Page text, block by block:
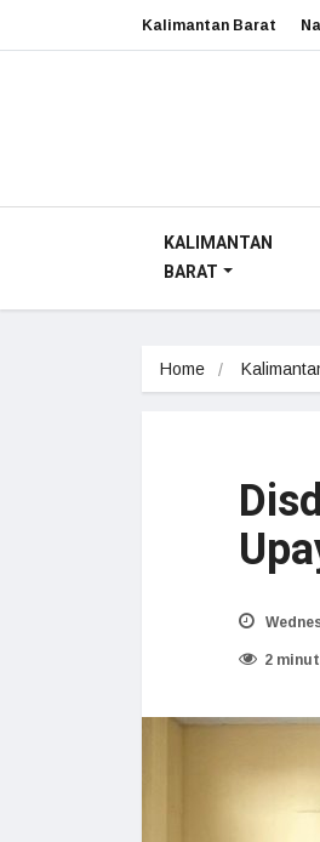
Kalimantan Barat
KALIMANTAN
BARAT
Home
2